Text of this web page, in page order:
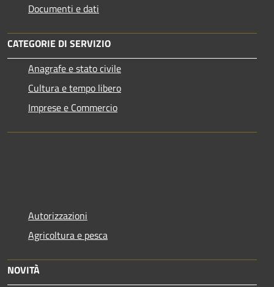
Documenti e dati
CATEGORIE DI SERVIZIO
Anagrafe e stato civile
Cultura e tempo libero
Imprese e Commercio
Autorizzazioni
Agricoltura e pesca
NOVITÀ